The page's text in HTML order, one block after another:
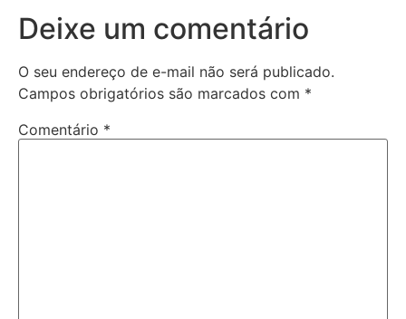
Deixe um comentário
O seu endereço de e-mail não será publicado.
Campos obrigatórios são marcados com *
Comentário *